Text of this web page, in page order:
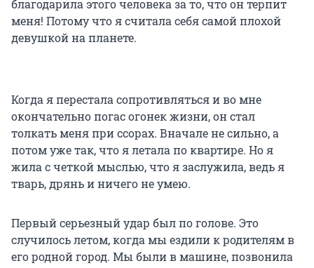
благодарила этого человека за то, что он терпит
меня! Потому что я считала себя самой плохой
девушкой на планете.
Когда я перестала сопротивляться и во мне
окончательно погас огонек жизни, он стал
толкать меня при ссорах. Вначале не сильно, а
потом уже так, что я летала по квартире. Но я
жила с четкой мыслью, что я заслужила, ведь я
тварь, дрянь и ничего не умею.
Первый серьезный удар был по голове. Это
случилось летом, когда мы ездили к родителям в
его родной город. Мы были в машине, позвонила